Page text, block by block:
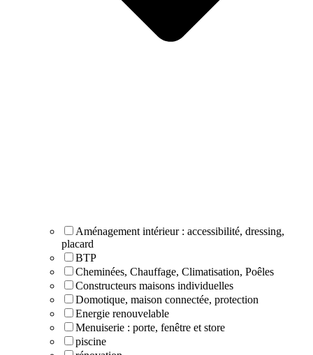
Aménagement intérieur : accessibilité, dressing,
placard
BTP
Cheminées, Chauffage, Climatisation, Poêles
Constructeurs maisons individuelles
Domotique, maison connectée, protection
Energie renouvelable
Menuiserie : porte, fenêtre et store
piscine